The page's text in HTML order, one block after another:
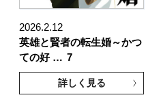
2026.2.12
英雄と賢者の転生婚～かつ
ての好 … 7
詳しく見る